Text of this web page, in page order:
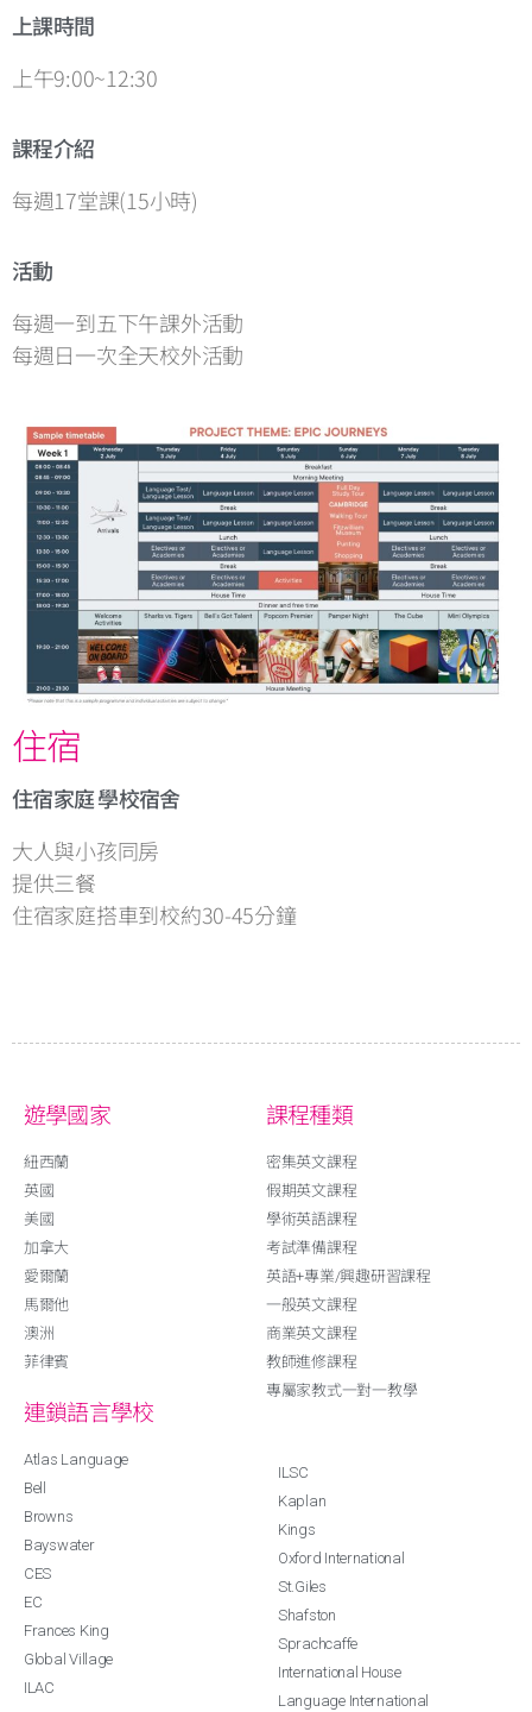
上課時間
上午9:00~12:30
課程介紹
每週17堂課(15小時)
活動
每週一到五下午課外活動
每週日一次全天校外活動
住宿
住宿家庭 學校宿舍
大人與小孩同房
提供三餐
住宿家庭搭車到校約30-45分鐘
遊學國家
紐西蘭
英國
美國
加拿大
愛爾蘭
馬爾他
澳洲
菲律賓
課程種類
密集英文課程
假期英文課程
學術英語課程
考試準備課程
英語+專業/興趣研習課程
一般英文課程
商業英文課程
教師進修課程
專屬家教式一對一教學
連鎖語言學校
Atlas Language
Bell
Browns
Bayswater
CES
EC
Frances King
Global Village
ILAC
ILSC
Kaplan
Kings
Oxford International
St.Giles
Shafston
Sprachcaffe
International House
Language International